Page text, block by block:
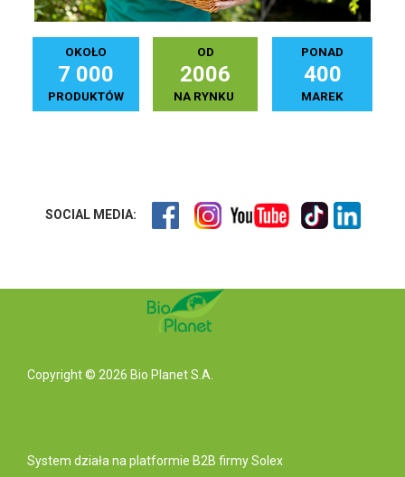
OKOŁO
7 000
PRODUKTÓW
OD
2006
NA RYNKU
PONAD
400
MAREK
SOCIAL MEDIA:
Copyright © 2026 Bio Planet S.A.
System działa na platformie B2B firmy Solex